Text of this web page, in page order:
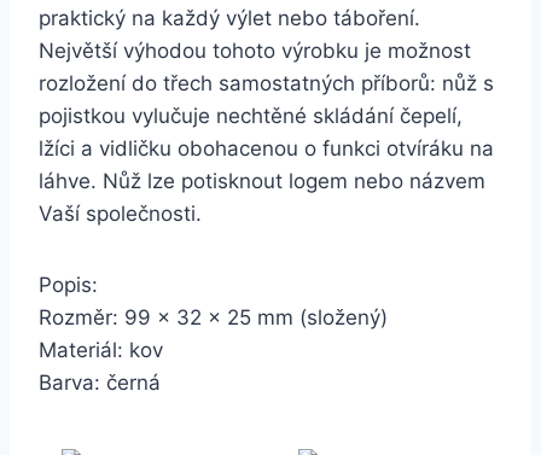
praktický na každý výlet nebo táboření.
Největší výhodou tohoto výrobku je možnost
rozložení do třech samostatných příborů: nůž s
pojistkou vylučuje nechtěné skládání čepelí,
lžíci a vidličku obohacenou o funkci otvíráku na
láhve. Nůž lze potisknout logem nebo názvem
Vaší společnosti.
Popis:
Rozměr: 99 x 32 x 25 mm (složený)
Materiál: kov
Barva: černá